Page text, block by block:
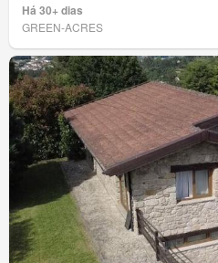
Há 30+ dias
GREEN-ACRES